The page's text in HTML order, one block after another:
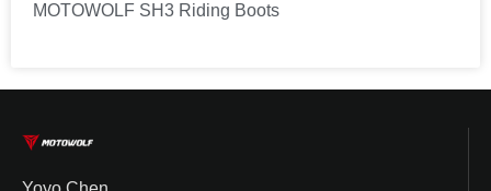
MOTOWOLF SH3 Riding Boots